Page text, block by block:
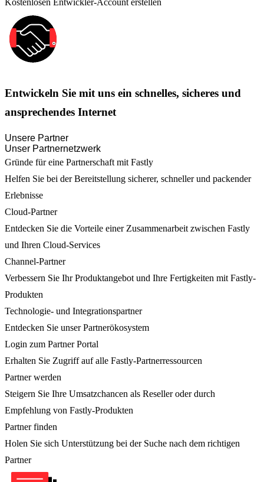
Kostenlosen Entwickler-Account erstellen
Entwickeln Sie mit uns ein schnelles, sicheres und
ansprechendes Internet
Unsere Partner
Unser Partnernetzwerk
Gründe für eine Partnerschaft mit Fastly
Helfen Sie bei der Bereitstellung sicherer, schneller und packender
Erlebnisse
Cloud-Partner
Entdecken Sie die Vorteile einer Zusammenarbeit zwischen Fastly
und Ihren Cloud-Services
Channel-Partner
Verbessern Sie Ihr Produktangebot und Ihre Fertigkeiten mit Fastly-
Produkten
Technologie- und Integrationspartner
Entdecken Sie unser Partnerökosystem
Login zum Partner Portal
Erhalten Sie Zugriff auf alle Fastly-Partnerressourcen
Partner werden
Steigern Sie Ihre Umsatzchancen als Reseller oder durch
Empfehlung von Fastly-Produkten
Partner finden
Holen Sie sich Unterstützung bei der Suche nach dem richtigen
Partner